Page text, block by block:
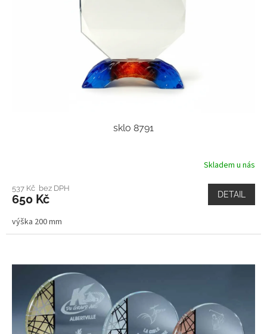
sklo 8791
Skladem u nás
537 Kč bez DPH
650 Kč DETAIL
výška 200 mm